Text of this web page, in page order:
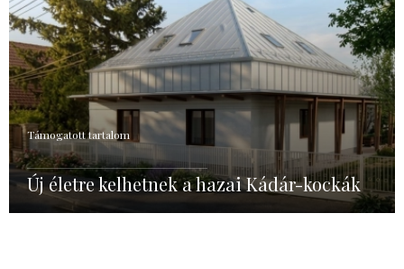
Támogatott tartalom
Új életre kelhetnek a hazai Kádár-kockák